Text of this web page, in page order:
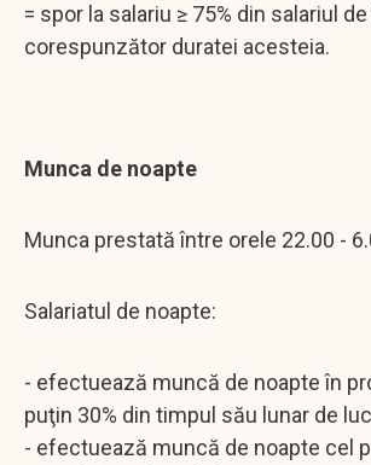
= spor la salariu ≥ 75% din salariul
corespunzător duratei acesteia.
Munca de noapte
Munca prestată între orele 22.00 -
Salariatul de noapte:
- efectuează muncă de noapte în
puţin 30% din timpul său lunar de
- efectuează muncă de noapte cel